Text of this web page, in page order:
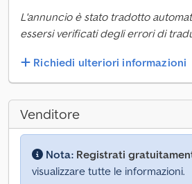
L'annuncio è stato tradotto
essersi verificati degli errori di
Richiedi ulteriori informazioni
Venditore
Nota: Registrati
visualizzare tutte le informazioni.